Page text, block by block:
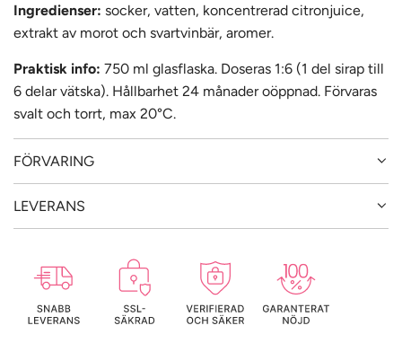
Ingredienser: socker, vatten, koncentrerad citronjuice,
extrakt av morot och svartvinbär, aromer.
Praktisk info: 750 ml glasflaska. Doseras 1:6 (1 del sirap till
6 delar vätska). Hållbarhet 24 månader oöppnad. Förvaras
svalt och torrt, max 20°C.
FÖRVARING
LEVERANS